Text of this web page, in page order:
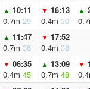
▲ 10:11
0.7m 29
▼ 16:13
0.4m 30
▲
▲ 11:47
0.7m 36
▼ 17:52
0.4m 38
▼ 06:35
0.4m 45
▲ 13:09
0.7m 48
▼